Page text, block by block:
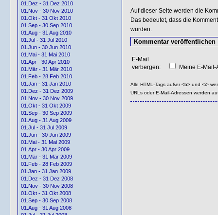
01.Dez - 31 Dez 2010
01.Nov - 30 Nov 2010
01.Okt - 31 Okt 2010
01.Sep - 30 Sep 2010
01.Aug - 31 Aug 2010
01.Jul - 31 Jul 2010
01.Jun - 30 Jun 2010
01.Mai - 31 Mai 2010
01.Apr - 30 Apr 2010
01.Mär - 31 Mär 2010
01.Feb - 28 Feb 2010
01.Jan - 31 Jan 2010
01.Dez - 31 Dez 2009
01.Nov - 30 Nov 2009
01.Okt - 31 Okt 2009
01.Sep - 30 Sep 2009
01.Aug - 31 Aug 2009
01.Jul - 31 Jul 2009
01.Jun - 30 Jun 2009
01.Mai - 31 Mai 2009
01.Apr - 30 Apr 2009
01.Mär - 31 Mär 2009
01.Feb - 28 Feb 2009
01.Jan - 31 Jan 2009
01.Dez - 31 Dez 2008
01.Nov - 30 Nov 2008
01.Okt - 31 Okt 2008
01.Sep - 30 Sep 2008
01.Aug - 31 Aug 2008
Auf dieser Seite werden die
Das bedeutet, dass die
wurden.
E-Mail
verbergen:
Meine E-
Alle HTML-Tags außer <b> und <i>
URLs oder E-Mail-Adressen werden